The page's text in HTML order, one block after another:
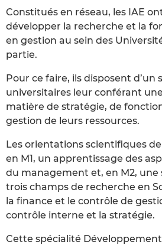
Constitués en réseau, les IAE
développer la recherche et la
en gestion au sein des
partie.
Pour ce faire, ils disposent d’un
universitaires leur conférant
matière de stratégie, de
gestion de leurs ressources.
Les orientations scientifiques
en M1, un apprentissage des
du management et, en M2, une
trois champs de recherche en
la finance et le contrôle de
contrôle interne et la stratégie.
Cette spécialité